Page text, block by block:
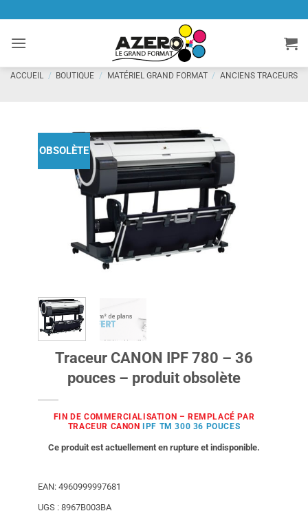
contenu
ACCUEIL / BOUTIQUE / MATÉRIEL GRAND FORMAT / ANCIENS TRACEURS
OBSOLÈTE
Traceur CANON IPF 780 – 36
pouces – produit obsolète
FIN DE COMMERCIALISATION – REMPLACÉ PAR
TRACEUR CANON
IPF TM 300 36 POUCES
Ce produit est actuellement en rupture et indisponible.
EAN: 4960999997681
UGS : 8967B003BA